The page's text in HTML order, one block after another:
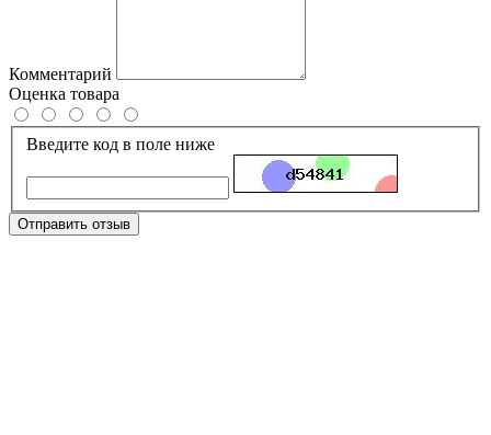
Комментарий
Оценка товара
Введите код в поле ниже
Отправить отзыв